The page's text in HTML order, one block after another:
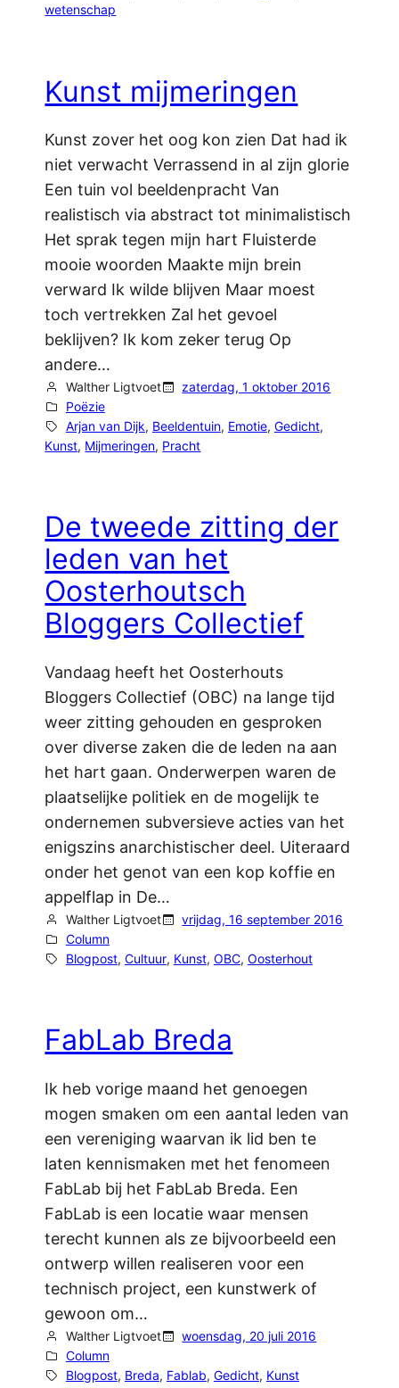
wetenschap
Kunst mijmeringen
Kunst zover het oog kon zien Dat had ik
niet verwacht Verrassend in al zijn glorie
Een tuin vol beeldenpracht Van
realistisch via abstract tot minimalistisch
Het sprak tegen mijn hart Fluisterde
mooie woorden Maakte mijn brein
verward Ik wilde blijven Maar moest
toch vertrekken Zal het gevoel
beklijven? Ik kom zeker terug Op
andere…
Walther Ligtvoet
zaterdag, 1 oktober 2016
Poëzie
Arjan van Dijk, Beeldentuin, Emotie, Gedicht,
Kunst, Mijmeringen, Pracht
De tweede zitting der
leden van het
Oosterhoutsch
Bloggers Collectief
Vandaag heeft het Oosterhouts
Bloggers Collectief (OBC) na lange tijd
weer zitting gehouden en gesproken
over diverse zaken die de leden na aan
het hart gaan. Onderwerpen waren de
plaatselijke politiek en de mogelijk te
ondernemen subversieve acties van het
enigszins anarchistischer deel. Uiteraard
onder het genot van een kop koffie en
appelflap in De…
Walther Ligtvoet
vrijdag, 16 september 2016
Column
Blogpost, Cultuur, Kunst, OBC, Oosterhout
FabLab Breda
Ik heb vorige maand het genoegen
mogen smaken om een aantal leden van
een vereniging waarvan ik lid ben te
laten kennismaken met het fenomeen
FabLab bij het FabLab Breda. Een
FabLab is een locatie waar mensen
terecht kunnen als ze bijvoorbeeld een
ontwerp willen realiseren voor een
technisch project, een kunstwerk of
gewoon om…
Walther Ligtvoet
woensdag, 20 juli 2016
Column
Blogpost, Breda, Fablab, Gedicht, Kunst